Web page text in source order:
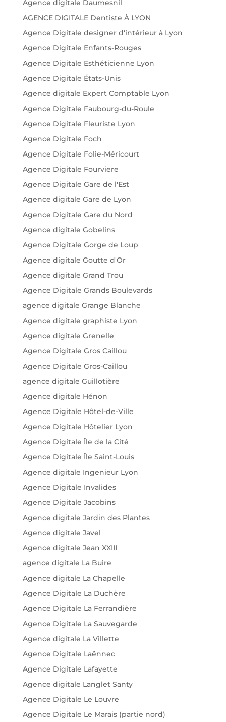
Agence digitale Daumesnil
AGENCE DIGITALE Dentiste À LYON
Agence Digitale designer d'intérieur à Lyon
Agence Digitale Enfants-Rouges
Agence Digitale Esthéticienne Lyon
Agence Digitale États-Unis
Agence digitale Expert Comptable Lyon
Agence Digitale Faubourg-du-Roule
Agence Digitale Fleuriste Lyon
Agence Digitale Foch
Agence Digitale Folie-Méricourt
Agence Digitale Fourviere
Agence Digitale Gare de l'Est
Agence digitale Gare de Lyon
Agence Digitale Gare du Nord
Agence digitale Gobelins
Agence Digitale Gorge de Loup
Agence digitale Goutte d'Or
Agence digitale Grand Trou
Agence Digitale Grands Boulevards
agence digitale Grange Blanche
Agence digitale graphiste Lyon
Agence digitale Grenelle
Agence Digitale Gros Caillou
Agence Digitale Gros-Caillou
agence digitale Guillotière
Agence digitale Hénon
Agence Digitale Hôtel-de-Ville
Agence Digitale Hôtelier Lyon
Agence Digitale Île de la Cité
Agence Digitale Île Saint-Louis
Agence digitale Ingenieur Lyon
Agence Digitale Invalides
Agence Digitale Jacobins
Agence digitale Jardin des Plantes
Agence digitale Javel
Agence digitale Jean XXIII
agence digitale La Buire
Agence digitale La Chapelle
Agence Digitale La Duchère
Agence Digitale La Ferrandière
Agence Digitale La Sauvegarde
Agence digitale La Villette
Agence Digitale Laënnec
Agence Digitale Lafayette
Agence digitale Langlet Santy
Agence Digitale Le Louvre
Agence Digitale Le Marais (partie nord)